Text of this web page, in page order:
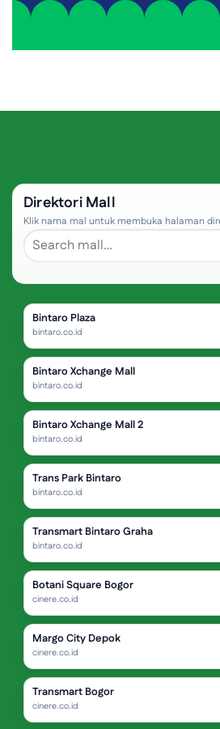
Direktori Mall
Klik nama mal untuk membuka halaman
Bintaro Plaza
bintaro.co.id
Bintaro Xchange Mall
bintaro.co.id
Bintaro Xchange Mall 2
bintaro.co.id
Trans Park Bintaro
bintaro.co.id
Transmart Bintaro Graha
bintaro.co.id
Botani Square Bogor
cinere.co.id
Margo City Depok
cinere.co.id
Transmart Bogor
cinere.co.id